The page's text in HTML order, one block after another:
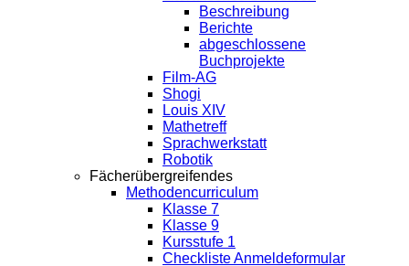
Beschreibung
Berichte
abgeschlossene
Buchprojekte
Film-AG
Shogi
Louis XIV
Mathetreff
Sprachwerkstatt
Robotik
Fächerübergreifendes
Methodencurriculum
Klasse 7
Klasse 9
Kursstufe 1
Checkliste Anmeldeformular